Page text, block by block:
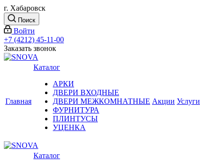
г. Хабаровск
Поиск
Войти
+7 (4212) 45-11-00
Заказать звонок
Главная
Каталог
АРКИ
ДВЕРИ ВХОДНЫЕ
ДВЕРИ МЕЖКОМНАТНЫЕ
ФУРНИТУРА
ПЛИНТУСЫ
УЦЕНКА
Акции Услуги
Каталог